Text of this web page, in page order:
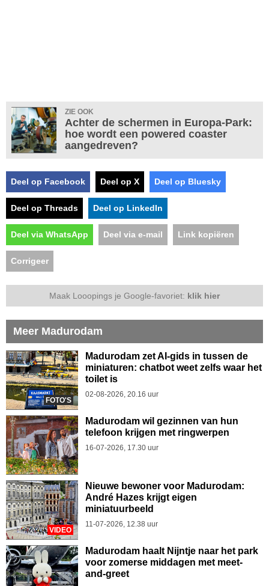
ZIE OOK
Achter de schermen in Europa-Park:
hoe wordt een powered coaster
aangedreven?
Deel op Facebook Deel op X Deel op Bluesky
Deel op Threads Deel op LinkedIn
Deel via WhatsApp Deel via e-mail Link kopiëren
Corrigeer
Maak Looopings je Google-favoriet: klik hier
Meer Madurodam
FOTO'S
Madurodam zet AI-gids in tussen de
miniaturen: chatbot weet zelfs waar het
toilet is
02-08-2026, 20.16 uur
Madurodam wil gezinnen van hun
telefoon krijgen met ringwerpen
16-07-2026, 17.30 uur
VIDEO
Nieuwe bewoner voor Madurodam:
André Hazes krijgt eigen
miniatuurbeeld
11-07-2026, 12.38 uur
Madurodam haalt Nijntje naar het park
voor zomerse middagen met meet-
and-greet